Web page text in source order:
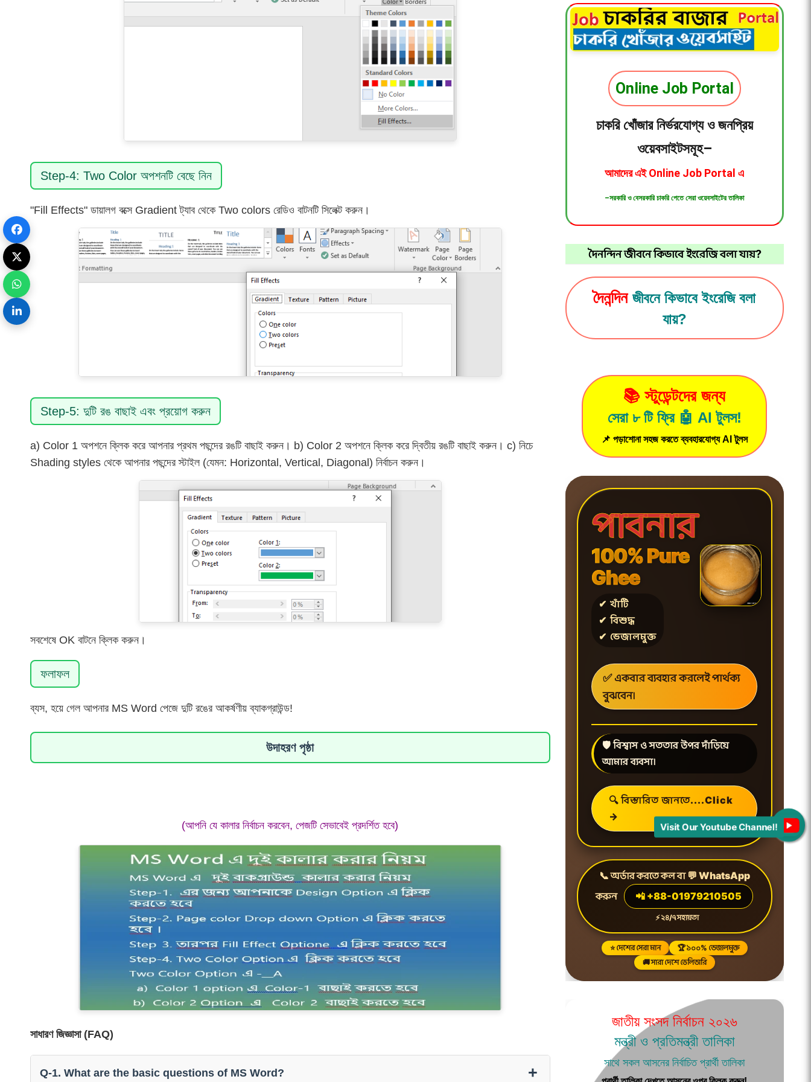
Visit Our Youtube Channel!
Step-4: Two Color অপশনটি বেছে নিন
"Fill Effects" ডায়ালগ বক্সে Gradient ট্যাব থেকে Two colors রেডিও বাটনটি সিলেক্ট করুন।
Step-5: দুটি রঙ বাছাই এবং প্রয়োগ করুন
a) Color 1 অপশনে ক্লিক করে আপনার প্রথম পছন্দের রঙটি বাছাই করুন। b) Color 2 অপশনে ক্লিক করে দ্বিতীয় রঙটি বাছাই করুন। c) নিচে
Shading styles থেকে আপনার পছন্দের স্টাইল (যেমন: Horizontal, Vertical, Diagonal) নির্বাচন করুন।
সবশেষে OK বাটনে ক্লিক করুন।
ফলাফল
ব্যস, হয়ে গেল আপনার MS Word পেজে দুটি রঙের আকর্ষণীয় ব্যাকগ্রাউন্ড!
উদাহরণ পৃষ্ঠা
(আপনি যে কালার নির্বাচন করবেন, পেজটি সেভাবেই প্রদর্শিত হবে)
সাধারণ জিজ্ঞাসা (FAQ)
Q-1. What are the basic questions of MS Word?
Online Job Portal
চাকরি খোঁজার নির্ভরযোগ্য ও জনপ্রিয়
ওয়েবসাইটসমূহ–
আমাদের এইOnline Job Portal এ
–সরকারি ও বেসরকারি চাকরি পেতে সেরা ওয়েবসাইটের তালিকা
দৈনন্দিন জীবনে কিভাবে ইংরেজি বলা যায়?
দৈনন্দিনজীবনে কিভাবে ইংরেজি বলা
যায়?
📚 স্টুডেন্টদের জন্য
সেরা ৮ টি ফ্রি 🤖 AI টুলস!
📌 পড়াশোনা সহজ করতে ব্যবহারযোগ্য AI টুলস
পাবনার
100% Pure
Ghee
✔ খাঁটি
✔ বিশুদ্ধ
✔ ভেজালমুক্ত
✅ একবার ব্যবহার করলেই পার্থক্য
বুঝবেন।
🛡️ বিশ্বাস ও সততার উপর দাঁড়িয়ে
আমার ব্যবসা।
🔍 বিস্তারিত জানতে....Click
→
📞 অর্ডার করতে কল বা 💬 WhatsApp
করুন
📲 +88-01979210505
⚡ ২৪/৭ সহায়তা
⭐ দেশের সেরা মান
🏆 ১০০% ভেজালমুক্ত
🚚 সারা দেশে ডেলিভারি
জাতীয় সংসদ নির্বাচন ২০২৬
মন্ত্রী ও প্রতিমন্ত্রী তালিকা
সাথে সকল আসনের নির্বাচিত প্রার্থী তালিকা